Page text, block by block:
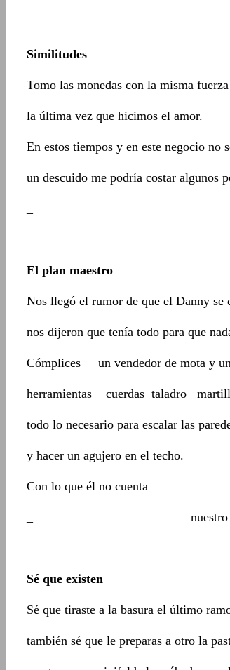
Similitudes
Tomo las monedas con la misma
la última vez que hicimos el amor.
En estos tiempos y en este negocio no
un descuido me podría costar algunos
_ o una
El plan maestro
Nos llegó el rumor de que el Danny se
nos dijeron que tenía todo para que
Cómplices un vendedor de mota y
herramientas cuerdas taladro
todo lo necesario para escalar las
y hacer un agujero en el techo.
Con lo que él no cuenta
_ nuestro cielo es
Sé que existen
Sé que tiraste a la basura el último
también sé que le preparas a otro la